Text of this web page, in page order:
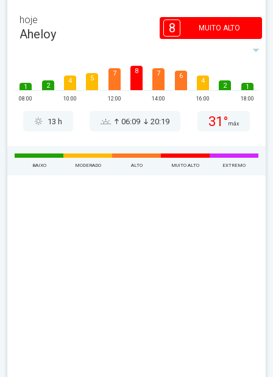
hoje
Aheloy 8 MUITO ALTO
1
08:00
2
4
10:00
5
7
12:00
8 7
14:00
6
4
16:00
2 1
18:00
13 h 06:09 20:19 31° máx
BAIXO MODERADO ALTO MUITO ALTO EXTREMO